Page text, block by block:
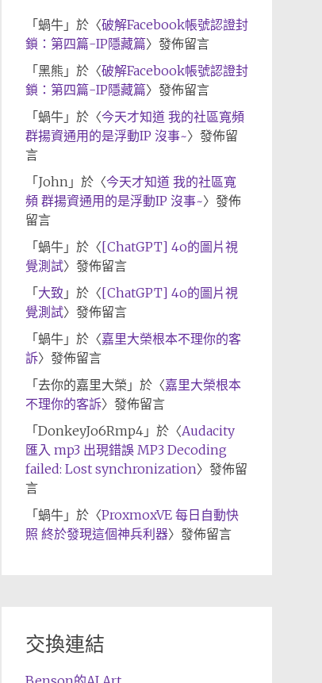
「 蝸牛」於〈破解Facebook帳號認證封
鎖：第四篇-IP隱藏篇〉發佈留言
「 黑熊 」於〈破解Facebook帳號認證封
鎖：第四篇-IP隱藏篇〉發佈留言
「 蝸牛」於〈今天才知道 我的社區寬頻
群揚資通用的是浮動IP 沒事~〉發佈留
言
「 John」於〈今天才知道 我的社區寬
頻 群揚資通用的是浮動IP 沒事~〉發佈
留言
「 蝸牛」於〈[ChatGPT] 4o的圖片視
覺測試〉發佈留言
「 大致 」於〈[ChatGPT] 4o的圖片視
覺測試〉發佈留言
「 蝸牛」於〈嘉里大榮根本不理你的客
訴〉發佈留言
「 去你的嘉里大榮 」於〈嘉里大榮根本
不理你的客訴〉發佈留言
「 DonkeyJo6Rmp4」於〈Audacity
匯入 mp3 出現錯誤 MP3 Decoding
failed: Lost synchronization〉發佈留
言
「 蝸牛」於〈ProxmoxVE 每日自動快
照 終於發現這個神兵利器〉發佈留言
交換連結